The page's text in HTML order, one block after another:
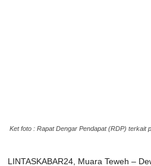
Ket foto : Rapat Dengar Pendapat (RDP) terkait
LINTASKABAR24, Muara Teweh –